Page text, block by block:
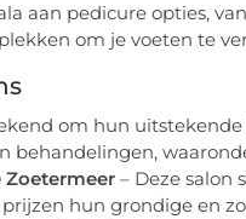
aan pedicure opties,
om je voeten te
om hun
behandelingen,
Zoetermeer – Deze
hun grondige en